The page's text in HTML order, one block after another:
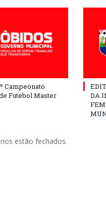
Campeonato
Futebol Master
DA
estão fechados.